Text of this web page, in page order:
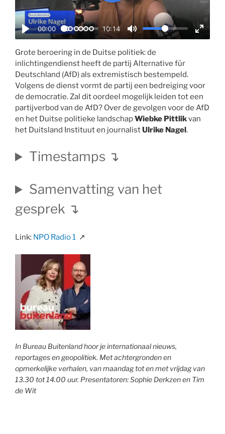
P
l
a
y
00:00 10:14
M
u
t
e
E
r
f
l
a
y
Grote beroering in de Duitse politiek: de
inlichtingendienst heeft de partij Alternative für
Deutschland (AfD) als extremistisch bestempeld.
Volgens de dienst vormt de partij een bedreiging voor
de democratie. Zal dit oordeel mogelijk leiden tot een
partijverbod van de AfD? Over de gevolgen voor de AfD
en het Duitse politieke landschapWiebke Pittlikvan
het Duitsland Instituut en journalistUlrike Nagel.
Timestamps ↴
Samenvatting van het
gesprek ↴
Link: NPO Radio 1 ↗
In Bureau Buitenland hoor je internationaal nieuws,
reportages en geopolitiek. Met achtergronden en
opmerkelijke verhalen, van maandag tot en met vrijdag van
13.30 tot 14.00 uur. Presentatoren: Sophie Derkzen en Tim
de Wit